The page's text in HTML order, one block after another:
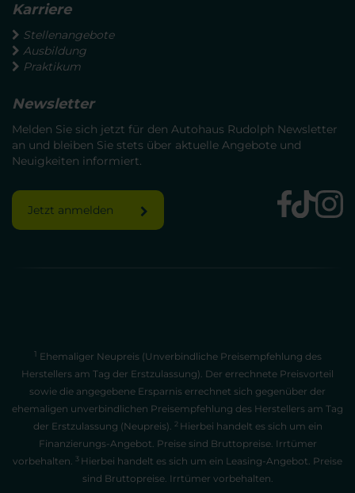
Karriere
Stellenangebote
Ausbildung
Praktikum
Newsletter
Melden Sie sich jetzt für den Autohaus Rudolph Newsletter
an und bleiben Sie stets über aktuelle Angebote und
Neuigkeiten informiert.
Jetzt anmelden
1 Ehemaliger Neupreis (Unverbindliche Preisempfehlung des
Herstellers am Tag der Erstzulassung). Der errechnete Preisvorteil
sowie die angegebene Ersparnis errechnet sich gegenüber der
ehemaligen unverbindlichen Preisempfehlung des Herstellers am Tag
der Erstzulassung (Neupreis). 2 Hierbei handelt es sich um ein
Finanzierungs-Angebot. Preise sind Bruttopreise. Irrtümer
vorbehalten. 3 Hierbei handelt es sich um ein Leasing-Angebot. Preise
sind Bruttopreise. Irrtümer vorbehalten.